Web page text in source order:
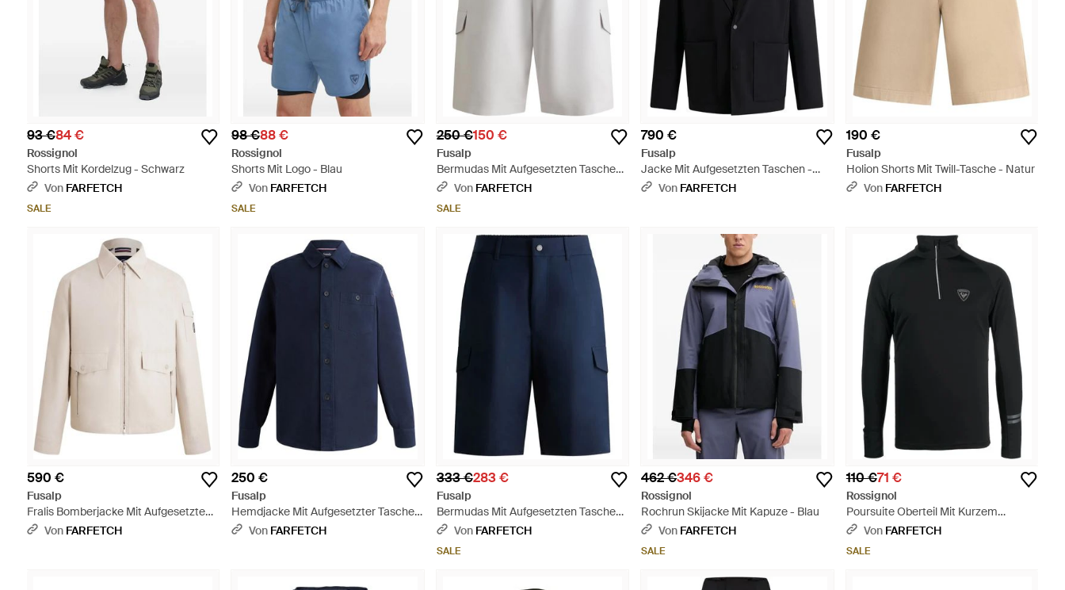
93 €84 €
Rossignol
Shorts Mit Kordelzug - Schwarz
Von FARFETCH
SALE
98 €88 €
Rossignol
Shorts Mit Logo - Blau
Von FARFETCH
SALE
250 €150 €
Fusalp
Bermudas Mit Aufgesetzten Taschen
- Grau
Von FARFETCH
SALE
790 €
Fusalp
Jacke Mit Aufgesetzten Taschen -
Schwarz
Von FARFETCH
190 €
Fusalp
Holion Shorts Mit Twill-Tasche - Natur
Von FARFETCH
590 €
Fusalp
Fralis Bomberjacke Mit Aufgesetzten
Chambray-Taschen - Weiß
Von FARFETCH
250 €
Fusalp
Hemdjacke Mit Aufgesetzter Tasche -
BlauVon FARFETCH
333 €283 €
Fusalp
Bermudas Mit Aufgesetzten Taschen
- Blau
Von FARFETCH
SALE
462 €346 €
Rossignol
Rochrun Skijacke Mit Kapuze - Blau
Von FARFETCH
SALE
110 €71 €
Rossignol
Poursuite Oberteil Mit Kurzem
Reißverschluss - Schwarz
Von FARFETCH
SALE